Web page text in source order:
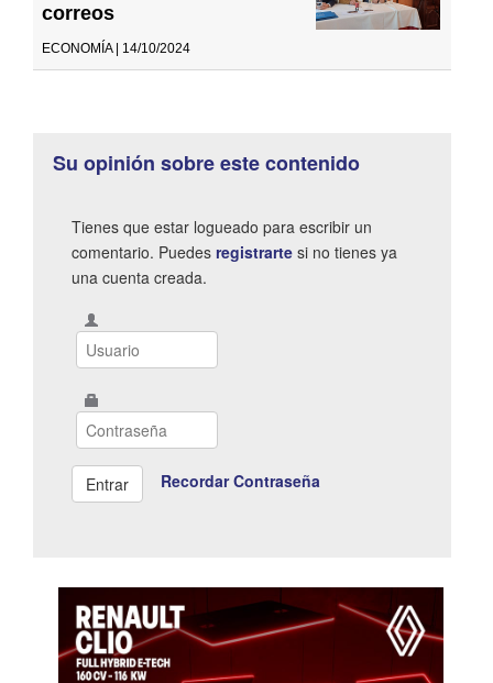
correos
ECONOMÍA | 14/10/2024
Su opinión sobre este contenido
Tienes que estar logueado para escribir un
comentario. Puedes registrarte si no tienes ya
una cuenta creada.
Recordar Contraseña